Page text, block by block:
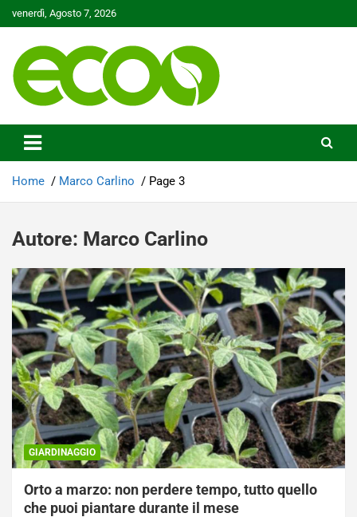
to
venerdì, Agosto 7, 2026
Ecoo.it
Home Marco Carlino Page 3
Autore: Marco Carlino
GIARDINAGGIO
Orto a marzo: non perdere tempo, tutto quello
che puoi piantare durante il mese